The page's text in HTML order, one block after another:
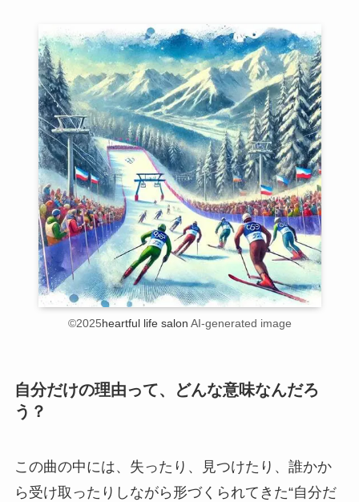
©2025heartful life salon AI-generated image
自分だけの理由って、どんな意味なんだろ
う？
この曲の中には、失ったり、見つけたり、誰かか
ら受け取ったりしながら形づくられてきた“自分だ